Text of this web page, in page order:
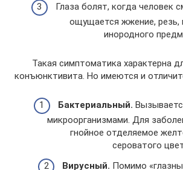
Глаза болят, когда человек
ощущается жжение, резь,
инородного
Такая симптоматика характерна
конъюнктивита. Но имеются и
Бактериальный.
микроорганизмами. Для
гнойное отделяемое
сероватого
Вирусный. Помимо